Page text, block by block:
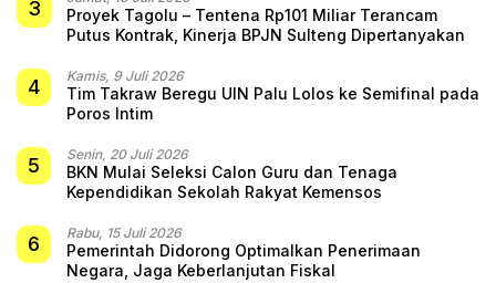
3
Proyek Tagolu – Tentena Rp101 Miliar Terancam
Putus Kontrak, Kinerja BPJN Sulteng Dipertanyakan
4 Kamis, 9 Juli 2026
Tim Takraw Beregu UIN Palu Lolos ke Semifinal pada
Poros Intim
5 Senin, 20 Juli 2026
BKN Mulai Seleksi Calon Guru dan Tenaga
Kependidikan Sekolah Rakyat Kemensos
6 Rabu, 15 Juli 2026
Pemerintah Didorong Optimalkan Penerimaan
Negara, Jaga Keberlanjutan Fiskal